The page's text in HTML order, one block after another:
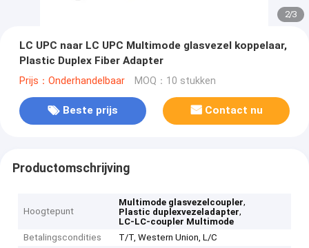
2/3
LC UPC naar LC UPC Multimode glasvezel koppelaar,
Plastic Duplex Fiber Adapter
Prijs：Onderhandelbaar MOQ：10 stukken
Beste prijs Contact nu
Productomschrijving
Hoogtepunt
Multimode glasvezelcoupler,
Plastic duplexvezeladapter,
LC-LC-coupler Multimode
Betalingscondities
T/T, Western Union, L/C